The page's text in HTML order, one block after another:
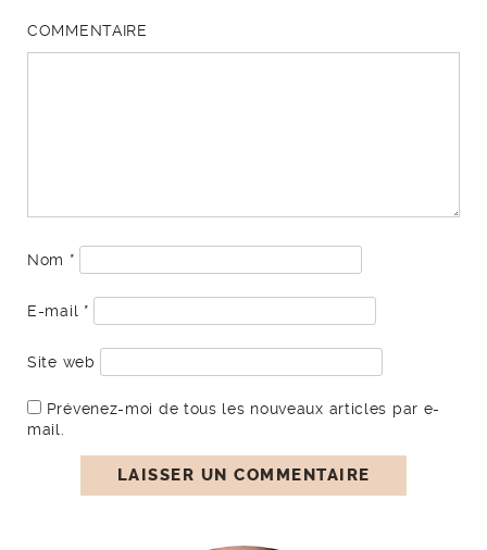
COMMENTAIRE
Nom *
E-mail *
Site web
Prévenez-moi de tous les nouveaux articles par e-
mail.